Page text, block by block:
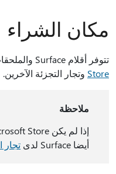
مكان الشراء
تتوفر أقلام Surface والملحقات الأخرى للشراء من
Store وتجار التجزئة الآخرين.
ملاحظة
أيضا Surface لدى
تجار